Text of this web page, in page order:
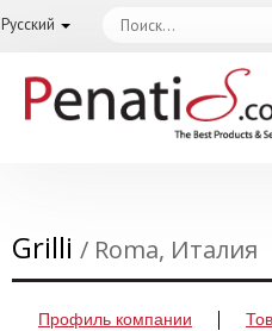
Русский
Grilli / Roma, Италия
Профиль компании